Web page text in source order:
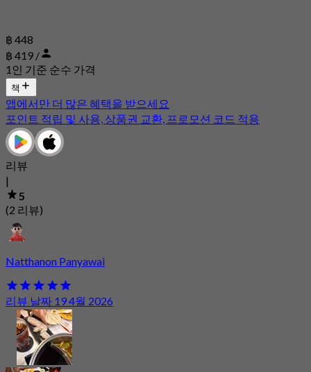
฿ 448
฿ 419 /
1인 기준 순수 가격
책
앱에서만 더 많은 혜택을 받으세요
포인트 적립 및 사용, 상품권 교환, 프로모션 코드 적용
리뷰
|
5
(2 리뷰)
Natthanon Panyawai
리뷰 날짜 19 4월 2026